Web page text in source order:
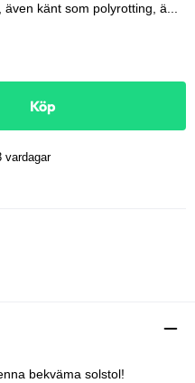
känt som polyrotting, ä...
Köp
bekväma solstol!